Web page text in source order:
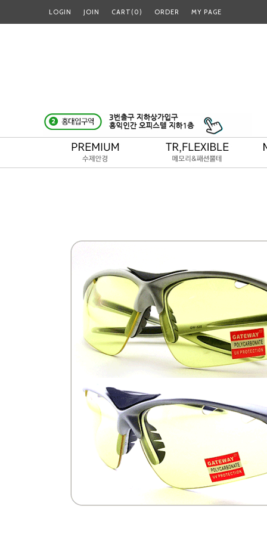
LOGIN JOIN CART( 0) ORDER MY PAGE